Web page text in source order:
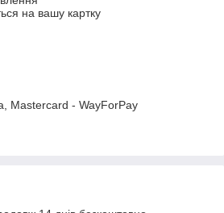
на вашу картку
Mastercard - WayForPay